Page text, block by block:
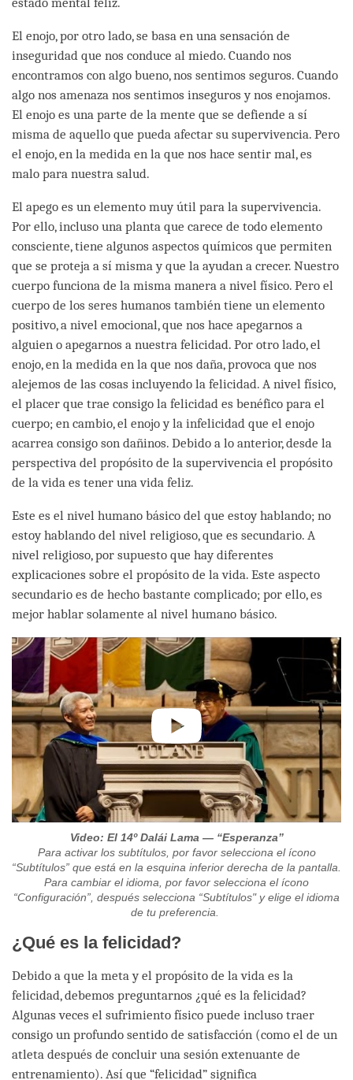
El enojo, por otro lado, se basa en una sensación de
inseguridad que nos conduce al miedo. Cuando nos
encontramos con algo bueno, nos sentimos seguros. Cuando
algo nos amenaza nos sentimos inseguros y nos enojamos.
El enojo es una parte de la mente que se defiende a sí
misma de aquello que pueda afectar su supervivencia. Pero
el enojo, en la medida en la que nos hace sentir mal, es
malo para nuestra salud.
El apego es un elemento muy útil para la supervivencia.
Por ello, incluso una planta que carece de todo elemento
consciente, tiene algunos aspectos químicos que permiten
que se proteja a sí misma y que la ayudan a crecer. Nuestro
cuerpo funciona de la misma manera a nivel físico. Pero el
cuerpo de los seres humanos también tiene un elemento
positivo, a nivel emocional, que nos hace apegarnos a
alguien o apegarnos a nuestra felicidad. Por otro lado, el
enojo, en la medida en la que nos daña, provoca que nos
alejemos de las cosas incluyendo la felicidad. A nivel físico,
el placer que trae consigo la felicidad es benéfico para el
cuerpo; en cambio, el enojo y la infelicidad que el enojo
acarrea consigo son dañinos. Debido a lo anterior, desde la
perspectiva del propósito de la supervivencia el propósito
de la vida es tener una vida feliz.
Este es el nivel humano básico del que estoy hablando; no
estoy hablando del nivel religioso, que es secundario. A
nivel religioso, por supuesto que hay diferentes
explicaciones sobre el propósito de la vida. Este aspecto
secundario es de hecho bastante complicado; por ello, es
mejor hablar solamente al nivel humano básico.
Video: El 14º Dalái Lama — “Esperanza”
Para activar los subtítulos, por favor selecciona el ícono
“Subtítulos” que está en la esquina inferior derecha de la pantalla.
Para cambiar el idioma, por favor selecciona el ícono
“Configuración”, después selecciona “Subtítulos" y elige el idioma
de tu preferencia.
¿Qué es la felicidad?
Debido a que la meta y el propósito de la vida es la
felicidad, debemos preguntarnos ¿qué es la felicidad?
Algunas veces el sufrimiento físico puede incluso traer
consigo un profundo sentido de satisfacción (como el de un
atleta después de concluir una sesión extenuante de
entrenamiento). Así que “felicidad” significa